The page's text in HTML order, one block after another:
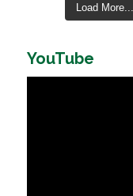
Load More...
YouTube